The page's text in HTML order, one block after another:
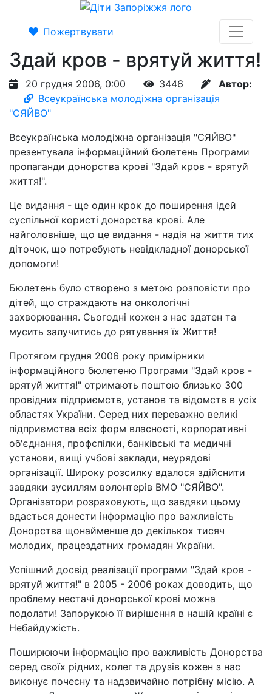
Пожертвувати
Здай кров - врятуй життя!
20 грудня 2006, 0:00 3446
Автор:
Всеукраїнська молодіжна організація
"СЯЙВО"
Всеукраїнська молодіжна організація "СЯЙВО"
презентувала інформаційний бюлетень Програми
пропаганди донорства крові "Здай кров - врятуй
життя!".
Це видання - ще один крок до поширення ідей
суспільної користі донорства крові. Але
найголовніше, що це видання - надія на життя тих
діточок, що потребують невідкладної донорської
допомоги!
Бюлетень було створено з метою розповісти про
дітей, що страждають на онкологічні
захворювання. Сьогодні кожен з нас здатен та
мусить залучитись до рятування їх Життя!
Протягом грудня 2006 року примірники
інформаційного бюлетеню Програми "Здай кров -
врятуй життя!" отримають поштою близько 300
провідних підприємств, установ та відомств в усіх
областях України. Серед них переважно великі
підприємства всіх форм власності, корпоративні
об'єднання, профспілки, банківські та медичні
установи, вищі учбові заклади, неурядові
організації. Широку розсилку вдалося здійснити
завдяки зусиллям волонтерів ВМО "СЯЙВО".
Організатори розраховують, що завдяки цьому
вдасться донести інформацію про важливість
Донорства щонайменше до декількох тисяч
молодих, працездатних громадян України.
Успішний досвід реалізації програми "Здай кров -
врятуй життя!" в 2005 - 2006 роках доводить, що
проблему нестачі донорської крові можна
подолати! Запорукою її вирішення в нашій країні є
Небайдужість.
Поширюючи інформацію про важливість Донорства
серед своїх рідних, колег та друзів кожен з нас
виконує почесну та надзвичайно потрібну місію. А